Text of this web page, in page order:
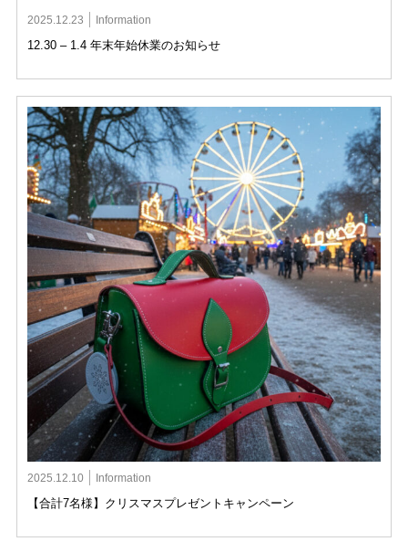
2025.12.23 Information
12.30 – 1.4 年末年始休業のお知らせ
2025.12.10 Information
【合計7名様】クリスマスプレゼントキャンペーン